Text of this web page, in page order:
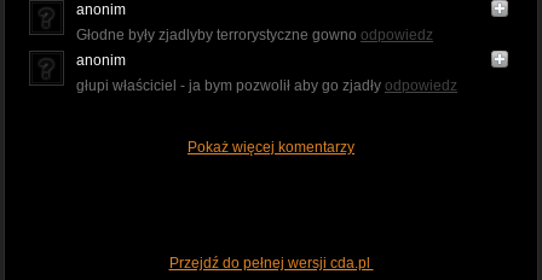
anonim
Głodne były zjadlyby terrorystyczne gowno odpowiedz
anonim
głupi właściciel - ja bym pozwolił aby go zjadły odpowiedz
Pokaż więcej komentarzy
Przejdź do pełnej wersji cda.pl